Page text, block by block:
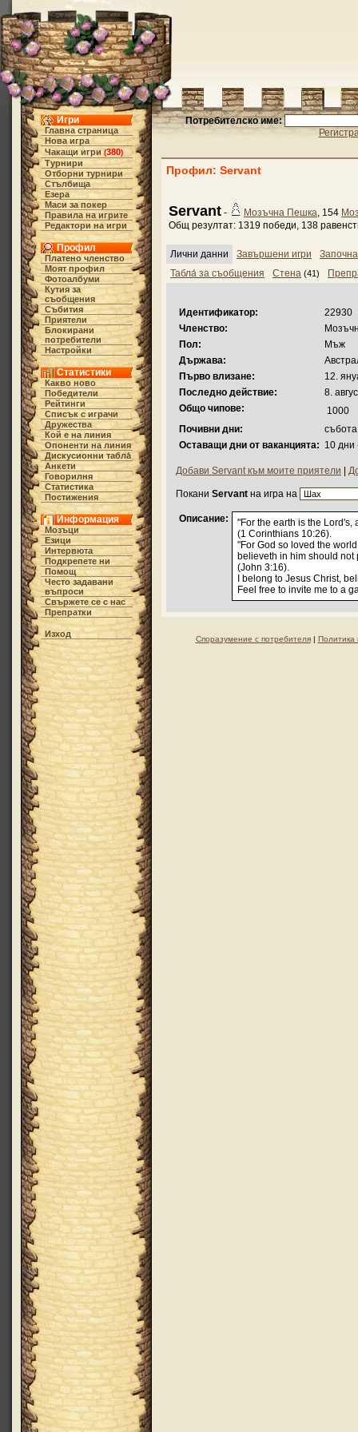
Игри
Главна страница
Нова игра
Чакащи игри (380)
Турнири
Отборни турнири
Стълбища
Езера
Маси за покер
Правила на игрите
Редактори на игри
Профил
Платено членство
Моят профил
Фотоалбуми
Кутия за
съобщения
Събития
Приятели
Блокирани
потребители
Настройки
Статистики
Какво ново
Победители
Рейтинги
Списък с играчи
Дружества
Кой е на линия
Опоненти на линия
Дискусионни табла́
Анкети
Говорилня
Статистика
Постижения
Информация
Мозъци
Езици
Интервюта
Подкрепете ни
Помощ
Често задавани
въпроси
Свържете се с нас
Препратки
Изход
Потребителско име:
Профил: Servant
Servant - Мозъчна Пешка, 154
Общ резултат: 1319 победи, 138
Лични данни Завършени игри
Табла́ за съобщения
Стена (41)
Идентификатор:
22930
Членство:
Пол:
Мъж
Държава:
Първо влизане:
12.
Последно действие:
8.
Общо чипове:
1000
Почивни дни:
Оставащи дни от ваканцията: 10 дни
Добави Servant към моите приятели
Покани Servant на игра на
Описание:
"For the earth is the Lord's,
(1 Corinthians 10:26).
"For God so loved the
believeth in him should not
(John 3:16).
I belong to Jesus Christ,
Feel free to invite me to a
Споразумение с потребителя| Политика